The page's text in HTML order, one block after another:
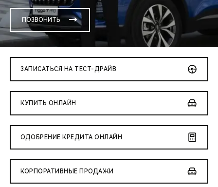
ПОЗВОНИТЬ
ЗАПИСАТЬСЯ НА ТЕСТ-ДРАЙВ
КУПИТЬ ОНЛАЙН
ОДОБРЕНИЕ КРЕДИТА ОНЛАЙН
КОРПОРАТИВНЫЕ ПРОДАЖИ